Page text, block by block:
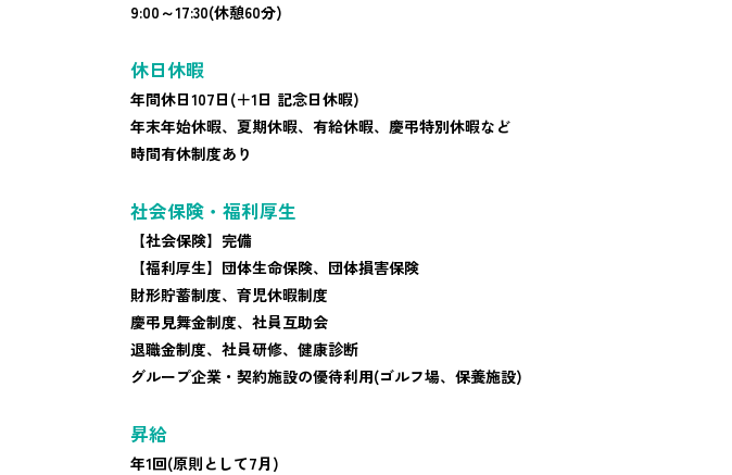
9:00～17:30(休憩60分)
休日休暇
年間休日107日(＋1日 記念日休暇)
年末年始休暇、夏期休暇、有給休暇、慶弔特別休暇など
時間有休制度あり
社会保険・福利厚生
【社会保険】完備
【福利厚生】団体生命保険、団体損害保険
財形貯蓄制度、育児休暇制度
慶弔見舞金制度、社員互助会
退職金制度、社員研修、健康診断
グループ企業・契約施設の優待利用(ゴルフ場、保養施設)
昇給
年1回(原則として7月)